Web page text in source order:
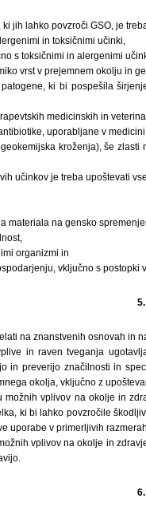
jih lahko povzroči GSO, je
in toksičnimi učinki,
s toksičnimi in alergenimi
vrst v prejemnem okolju in
ki bi pospešila
medicinskih in
uporabljane v
kroženja), še
učinkov je treba upoštevati
materiala na gensko
organizmi in
vključno s postopki v
na znanstvenih osnovah in
in raven tveganja
in preverijo značilnosti in
okolja, vključno z
možnih vplivov na okolje in
ki bi lahko povzročile
uporabe v primerljivih razmerah.
vplivov na okolje in